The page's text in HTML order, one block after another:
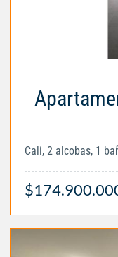
Cali, 2 alcobas, 1